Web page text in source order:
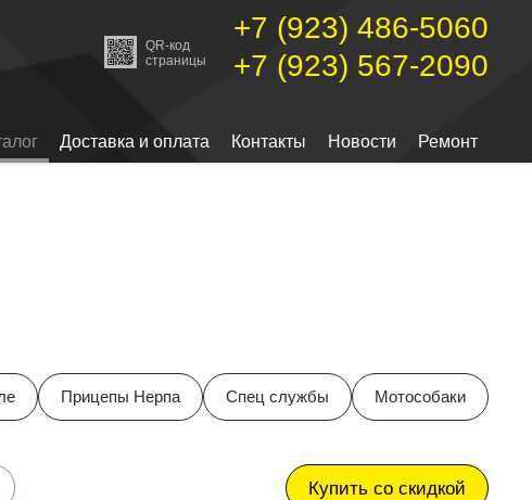
QR-код
страницы
+7 (923) 486-5060
+7 (923) 567-2090
Доставка и оплата Контакты Новости Ремонт
Прицепы Нерпа Спец службы Мотособаки
Купить со скидкой